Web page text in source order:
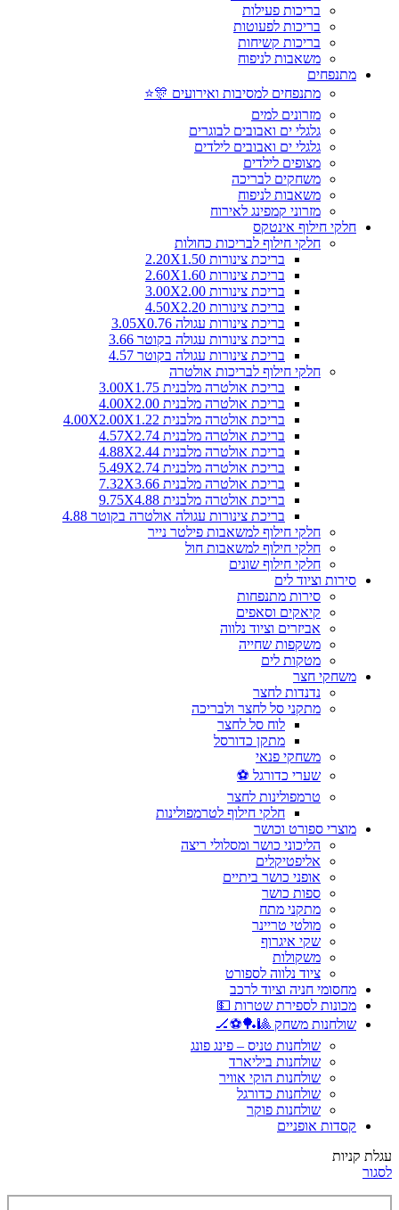
בריכות פעילות
בריכות לפעוטות
בריכות קשיחות
משאבות לניפוח
מתנפחים
מתנפחים למסיבות ואירועים 🎊⭐
מזרונים למים
גלגלי ים ואבובים לבוגרים
גלגלי ים ואבובים לילדים
מצופים לילדים
משחקים לבריכה
משאבות לניפוח
מזרוני קמפינג לאירוח
חלקי חילוף אינטקס
חלקי חילוף לבריכות כחולות
בריכת צינורות 2.20X1.50
בריכת צינורות 2.60X1.60
בריכת צינורות 3.00X2.00
בריכת צינורות 4.50X2.20
בריכת צינורות עגולה 3.05X0.76
בריכת צינורות עגולה בקוטר 3.66
בריכת צינורות עגולה בקוטר 4.57
חלקי חילוף לבריכות אולטרה
בריכת אולטרה מלבנית 3.00X1.75
בריכת אולטרה מלבנית 4.00X2.00
בריכת אולטרה מלבנית 4.00X2.00X1.22
בריכת אולטרה מלבנית 4.57X2.74
בריכת אולטרה מלבנית 4.88X2.44
בריכת אולטרה מלבנית 5.49X2.74
בריכת אולטרה מלבנית 7.32X3.66
בריכת אולטרה מלבנית 9.75X4.88
בריכת צינורות עגולה אולטרה בקוטר 4.88
חלקי חילוף למשאבות פילטר נייר
חלקי חילוף למשאבות חול
חלקי חילוף שונים
סירות וציוד לים
סירות מתנפחות
קיאקים וסאפים
אביזרים וציוד נלווה
משקפות שחייה
מטקות לים
משחקי חצר
נדנדות לחצר
מתקני סל לחצר ולבריכה
לוח סל לחצר
מתקן כדורסל
משחקי פנאי
שערי כדורגל ⚽
טרמפולינות לחצר
חלקי חילוף לטרמפולינות
מוצרי ספורט וכושר
הליכוני כושר ומסלולי ריצה
אליפטיקלים
אופני כושר ביתיים
ספות כושר
מתקני מתח
מולטי טריינר
שקי איגרוף
משקולות
ציוד נלווה לספורט
מחסומי חניה וציוד לרכב
מכונות לספירת שטרות 💵
שולחנות משחק 🎱🏓⚽🏒
שולחנות טניס – פינג פונג
שולחנות ביליארד
שולחנות הוקי אוויר
שולחנות כדורגל
שולחנות פוקר
קסדות אופניים
עגלת קניות
לסגור